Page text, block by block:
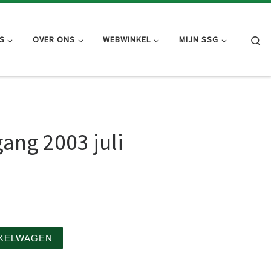
OVER ONS WEBWINKEL MIJN SSG
2003 juli